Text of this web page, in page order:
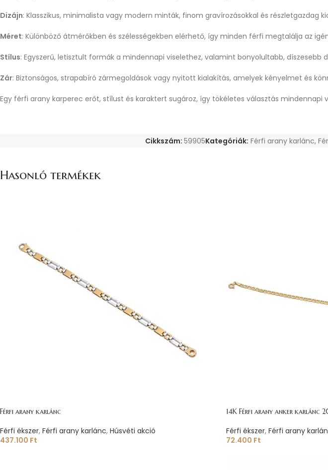
Dizájn: Klasszikus, minimalista vagy modern minták, finom gravírozásokkal és részletgazdag
Méret: Különböző átmérőkben és szélességekben elérhető, így minden férfi megtalálja az
Stílus: Egyszerű, letisztult formák a mindennapi viselethez, valamint bonyolultabb, díszesebb
Zár: Biztonságos, strapabíró zármegoldások vagy nyitott kialakítás, amelyek kényelmet és
Egy férfi arany karperec erőt, stílust és karaktert sugároz, így tökéletes választás mindennapi
Cikkszám: 59905Kategóriák: Férfi arany karlánc,
Hasonló termékek
Férfi arany karlánc
Férfi ékszer, Férfi arany karlánc, Húsvéti akció
437.100 Ft
14K Férfi arany anker karlánc
Férfi ékszer, Férfi arany
72.400 Ft